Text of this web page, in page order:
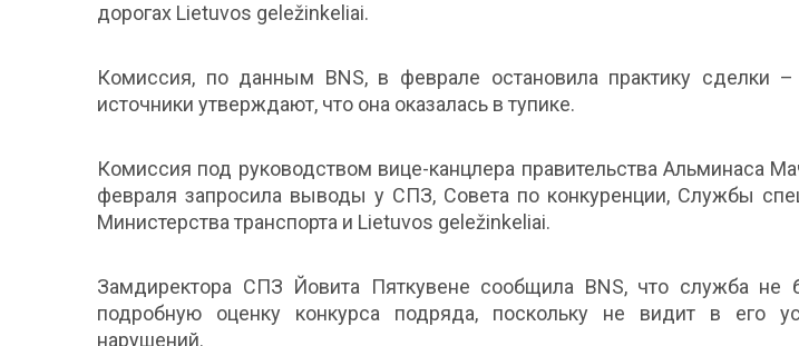
дорогах Lietuvos geležinkeliai.
Комиссия, по данным BNS, в феврале остановила практику сделки
источники утверждают, что она оказалась в тупике.
Комиссия под руководством вице-канцлера правительства Альминаса
февраля запросила выводы у СПЗ, Совета по конкуренции, Службы
Министерства транспорта и Lietuvos geležinkeliai.
Замдиректора СПЗ Йовита Пяткувене сообщила BNS, что служба не
подробную оценку конкурса подряда, поскольку не видит в его
нарушений.